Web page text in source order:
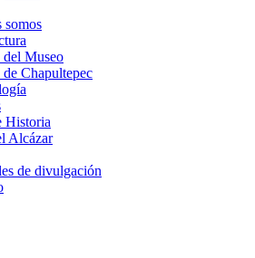
somos
Museo
Chapultepec
Historia
Alcázar
de divulgación